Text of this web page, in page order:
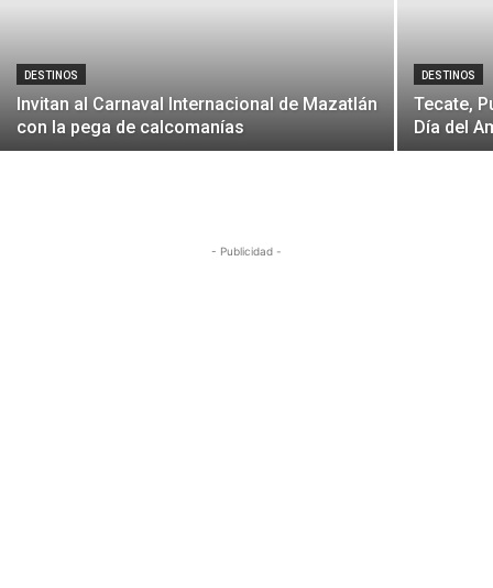
DESTINOS
Invitan al Carnaval Internacional de Mazatlán
con la pega de calcomanías
DESTINOS
Tecate,
Día del
- Publicidad -